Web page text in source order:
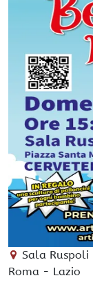
Sala Ruspoli
Roma - Lazio